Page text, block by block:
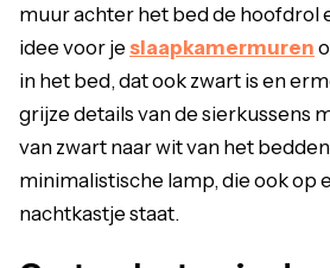
muur achter het bed de hoofdrol
idee voor je slaapkamermuren
in het bed, dat ook zwart is en
grijze details van de sierkussens
van zwart naar wit van het
minimalistische lamp, die ook op
nachtkastje staat.